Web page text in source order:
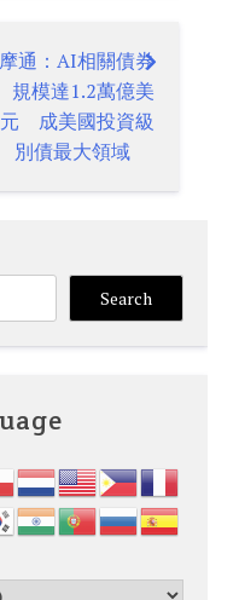
摩通：AI相關債券
規模達1.2萬億美
元 成美國投資級
別債最大領域
Search